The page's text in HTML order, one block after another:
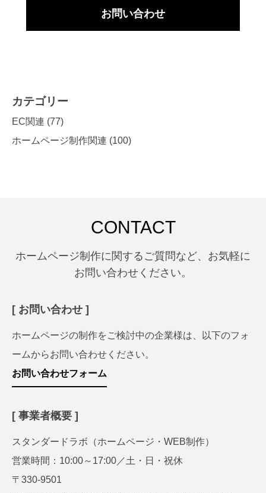
お問い合わせ
カテゴリー
EC関連 (77)
ホームページ制作関連 (100)
CONTACT
ホームページ制作に関するご質問など、お気軽に
お問い合わせください。
[ お問い合わせ ]
ホームページの制作をご検討中の企業様は、以下のフォ
ームからお問い合わせください。
お問い合わせフォーム
[ 事業者概要 ]
スタンダードラボ（ホームページ・WEB制作）
営業時間：10:00～17:00／土・日・祝休
〒330-9501